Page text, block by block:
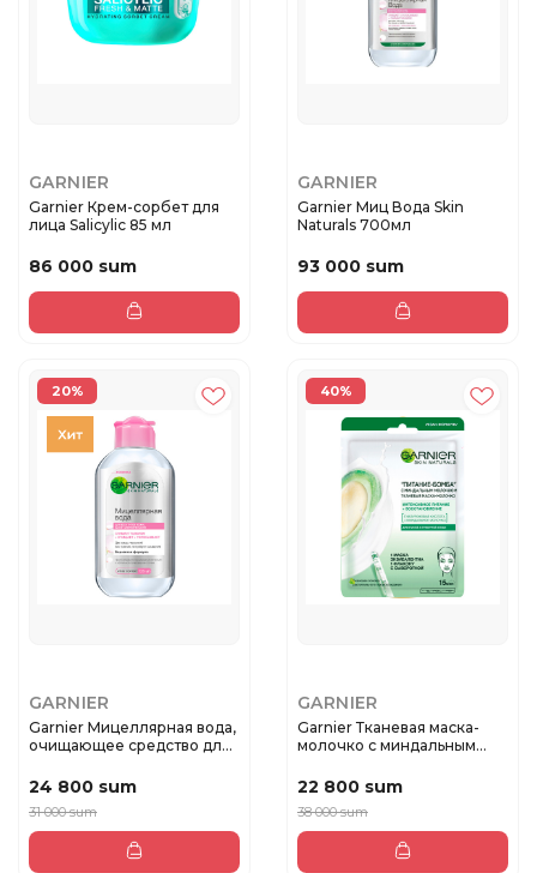
GARNIER
Garnier Крем-сорбет для
лица Salicylic 85 мл
86 000 sum
GARNIER
Garnier Миц Вода Skin
Naturals 700мл
93 000 sum
20%
GARNIER
Garnier Мицеллярная вода,
очищающее средство для
24 800 sum
31 000 sum
40%
GARNIER
Garnier Тканевая маска-
молочко с миндальным
22 800 sum
38 000 sum